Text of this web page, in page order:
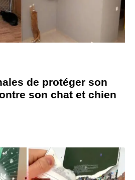
de protéger son
son chat et chien